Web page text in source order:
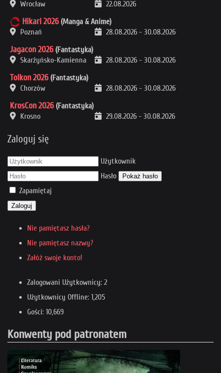
Wrocław
22.08.2026
Hikari 2026 (Manga & Anime)
Poznań
28.08.2026 - 30.08.2026
Jagacon 2026 (Fantastyka)
Skarżyńsko-Kamienna
28.08.2026 - 30.08.2026
Tolkon 2026 (Fantastyka)
Chorzów
28.08.2026 - 30.08.2026
KrosCon 2026 (Fantastyka)
Krosno
29.08.2026 - 30.08.2026
Zaloguj się
Użytkownik
Hasło
Pokaż hasło
Zapamiętaj
Zaloguj
Nie pamiętasz hasła?
Nie pamiętasz nazwy?
Załóż swoje konto!
Zalogowani Użytkownicy: 2
Użytkownicy Offline: 1,205
Gości: 10,669
Konwenty pod patronatem